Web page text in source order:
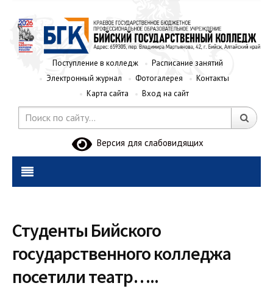
Поступление в колледж
Расписание занятий
Электронный журнал
Фотогалерея
Контакты
Карта сайта
Вход на сайт
Версия для слабовидящих
Студенты Бийского
государственного колледжа
посетили театр…..